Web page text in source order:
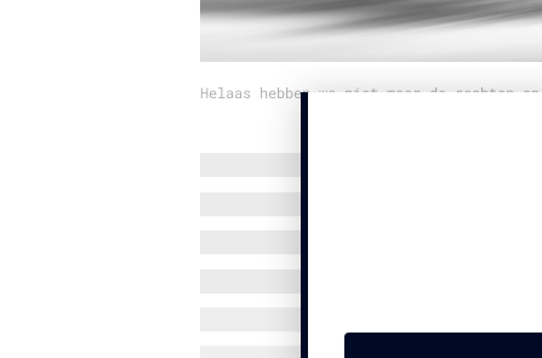
Helaas hebben we niet meer de rechten